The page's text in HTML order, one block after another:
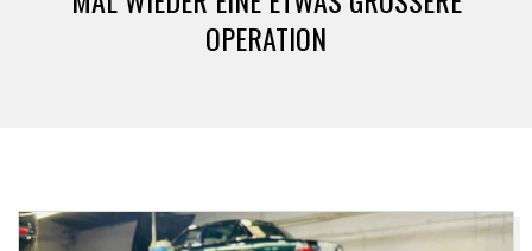
T
PERATION